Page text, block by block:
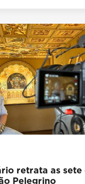
retrata as sete
Pelegrino